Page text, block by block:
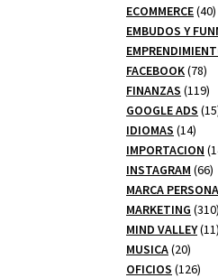
ECOMMERCE 4040
EMBUDOS Y
FACEBOOK 7878
FINANZAS 119119
GOOGLE ADS 15
IDIOMAS 1414
IMPORTACION
INSTAGRAM 6666
MARCA
MARKETING 310
MIND VALLEY 11
MUSICA 2020
OFICIOS 126126